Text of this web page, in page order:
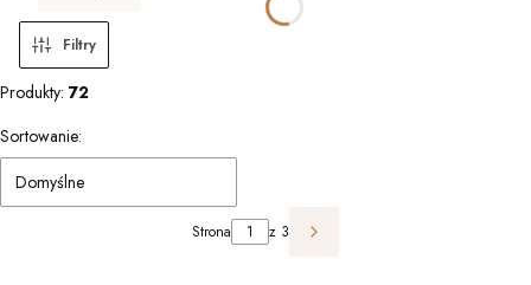
Filtry
Produkty: 72
Lista produktów
Sortowanie:
Domyślne
Strona z 3 Następne produkty